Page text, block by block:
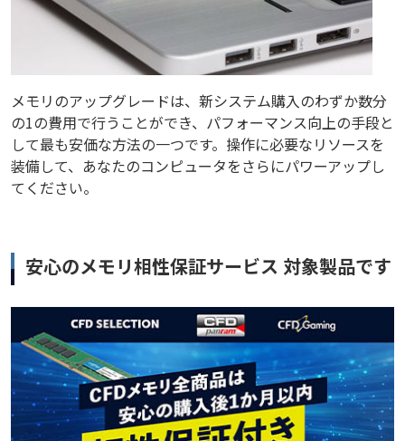
メモリのアップグレードは、新システム購入のわずか数分
の1の費用で行うことができ、パフォーマンス向上の手段と
して最も安価な方法の一つです。操作に必要なリソースを
装備して、あなたのコンピュータをさらにパワーアップし
てください。
安心のメモリ相性保証サービス 対象製品です